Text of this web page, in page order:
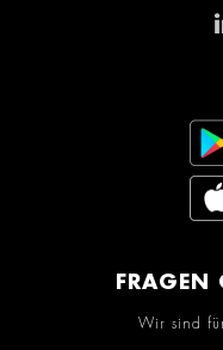
FRAGEN
Wir sind